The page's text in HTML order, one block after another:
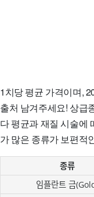
1치당 평균 가격이며,
출처 남겨주세요! 상급
다 평균과 재질 시술에
가 많은 종류가 보편적
종류
임플란트 금